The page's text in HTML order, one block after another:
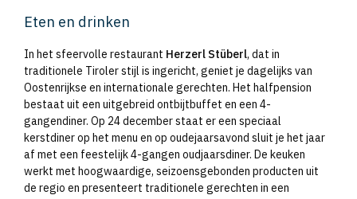
Eten en drinken
In het sfeervolle restaurant Herzerl Stüberl, dat in
traditionele Tiroler stijl is ingericht, geniet je dagelijks van
Oostenrijkse en internationale gerechten. Het halfpension
bestaat uit een uitgebreid ontbijtbuffet en een 4-
gangendiner. Op 24 december staat er een speciaal
kerstdiner op het menu en op oudejaarsavond sluit je het jaar
af met een feestelijk 4-gangen oudjaarsdiner. De keuken
werkt met hoogwaardige, seizoensgebonden producten uit
de regio en presenteert traditionele gerechten in een